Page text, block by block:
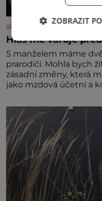
skutecnepribehy.cz
Hlas mě varuje
S manželem máme
prarodiči. Mohla bych
zásadní změny, která
jako mzdová účetní a
máme vnoučata, mi
pomoc, co se hlídání
ZOBRAZIT